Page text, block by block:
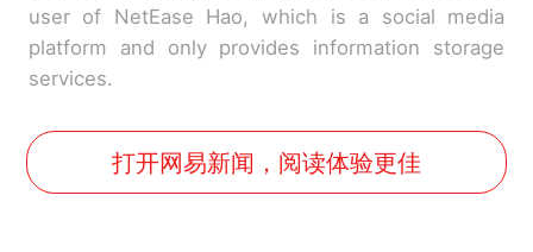
user of NetEase Hao, which is a social media
platform and only provides information storage
services.
打开网易新闻，阅读体验更佳